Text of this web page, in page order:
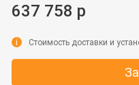
637 758 р
i Стоимость доставки и